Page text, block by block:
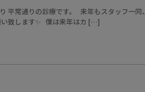
平常通りの診療です。 来年もスタッフ一同、
い致します✨ 僕は来年はカ […]